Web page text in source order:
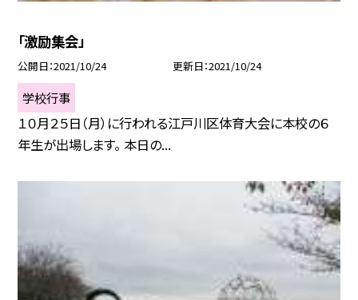
「激励集会」
公開日 2021/10/24 更新日 2021/10/24
学校行事
１０月２５日（月）に行われる江戸川区体育大会に本校の６
年生が出場します。 本日の...